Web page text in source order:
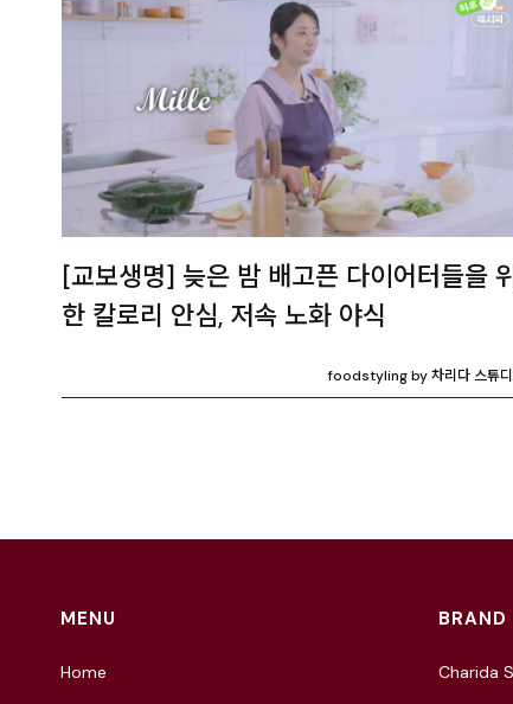
[교보생명] 늦은 밤 배고픈 다이어터들을 위
한 칼로리 안심, 저속 노화 야식
foodstyling by 차리다 스튜
MENU
Home
BRAND
Charida